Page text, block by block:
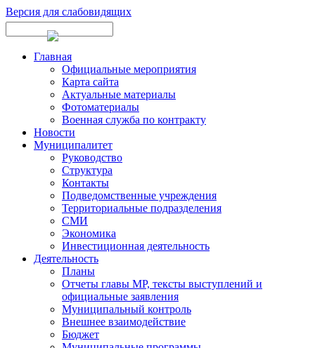
Версия для слабовидящих
Главная
Официальные мероприятия
Карта сайта
Актуальные материалы
Фотоматериалы
Военная служба по контракту
Новости
Муниципалитет
Руководство
Структура
Контакты
Подведомственные учреждения
Территориальные подразделения
СМИ
Экономика
Инвестиционная деятельность
Деятельность
Планы
Отчеты главы МР, тексты выступлений и
официальные заявления
Муниципальный контроль
Внешнее взаимодействие
Бюджет